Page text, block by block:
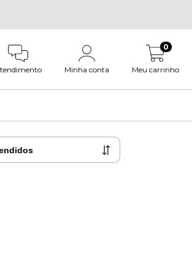
Minha conta Meu carrinho
0